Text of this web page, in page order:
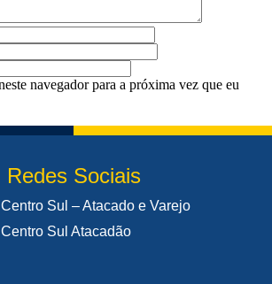
navegador para a próxima vez que eu
Redes Sociais
Centro Sul – Atacado e Varejo
Centro Sul Atacadão